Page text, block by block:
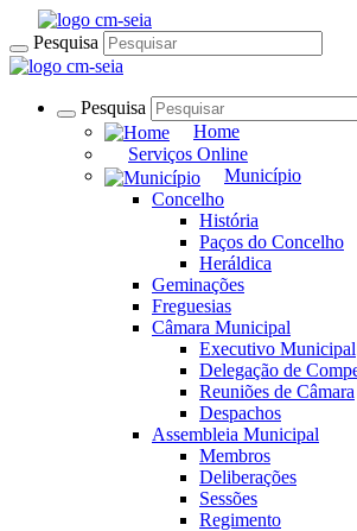
Pesquisa
Pesquisa
Home
Serviços Online
Município
Concelho
História
Paços do Concelho
Heráldica
Geminações
Freguesias
Câmara Municipal
Executivo Municipal
Delegação de
Reuniões de Câmara
Despachos
Assembleia Municipal
Membros
Deliberações
Sessões
Regimento